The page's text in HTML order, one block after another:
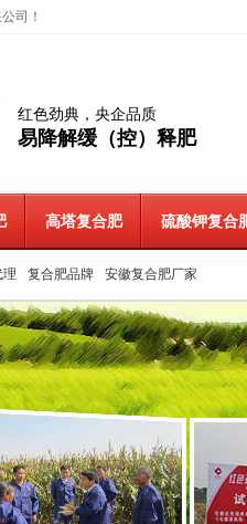
司！
红色劲典，央企品质
易降解缓（控）释肥
高塔复合肥 硫酸钾复合
理 复合肥品牌 安徽复合肥厂家